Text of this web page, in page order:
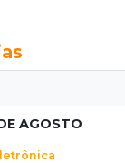
AGOSTO